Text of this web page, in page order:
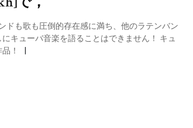
ドも歌も圧倒的存在感に満ち、他のラテンバン
キューバ音楽を語ることはできません！ キュ
！